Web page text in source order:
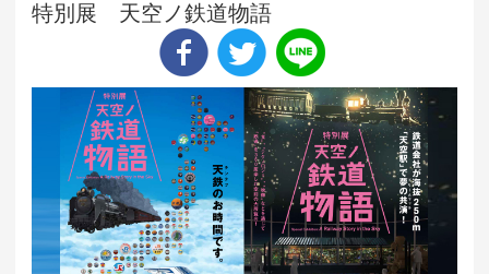
特別展 天空ノ鉄道物語